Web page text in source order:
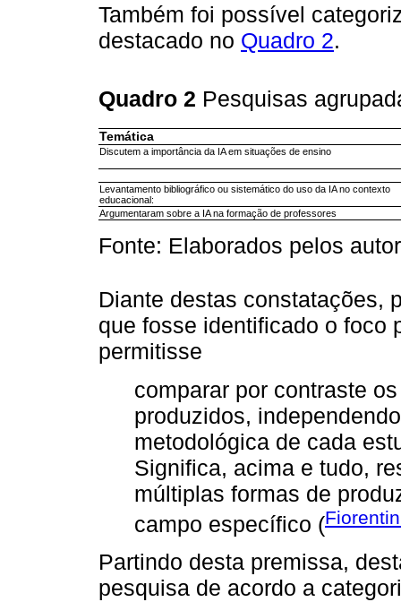
Também foi possível
destacado no Quadro 2.
Quadro 2 Pesquisas
Temática
Discutem a importância da IA em situações de ensino
Levantamento bibliográfico ou sistemático do uso da IA no contexto
educacional:
Argumentaram sobre a IA na formação de professores
Fonte: Elaborados pelos
Diante destas constatações,
que fosse identificado o foco
permitisse
comparar por contraste
produzidos,
metodológica de cada
Significa, acima e tudo,
múltiplas formas de
campo específico (
Partindo desta premissa,
pesquisa de acordo a